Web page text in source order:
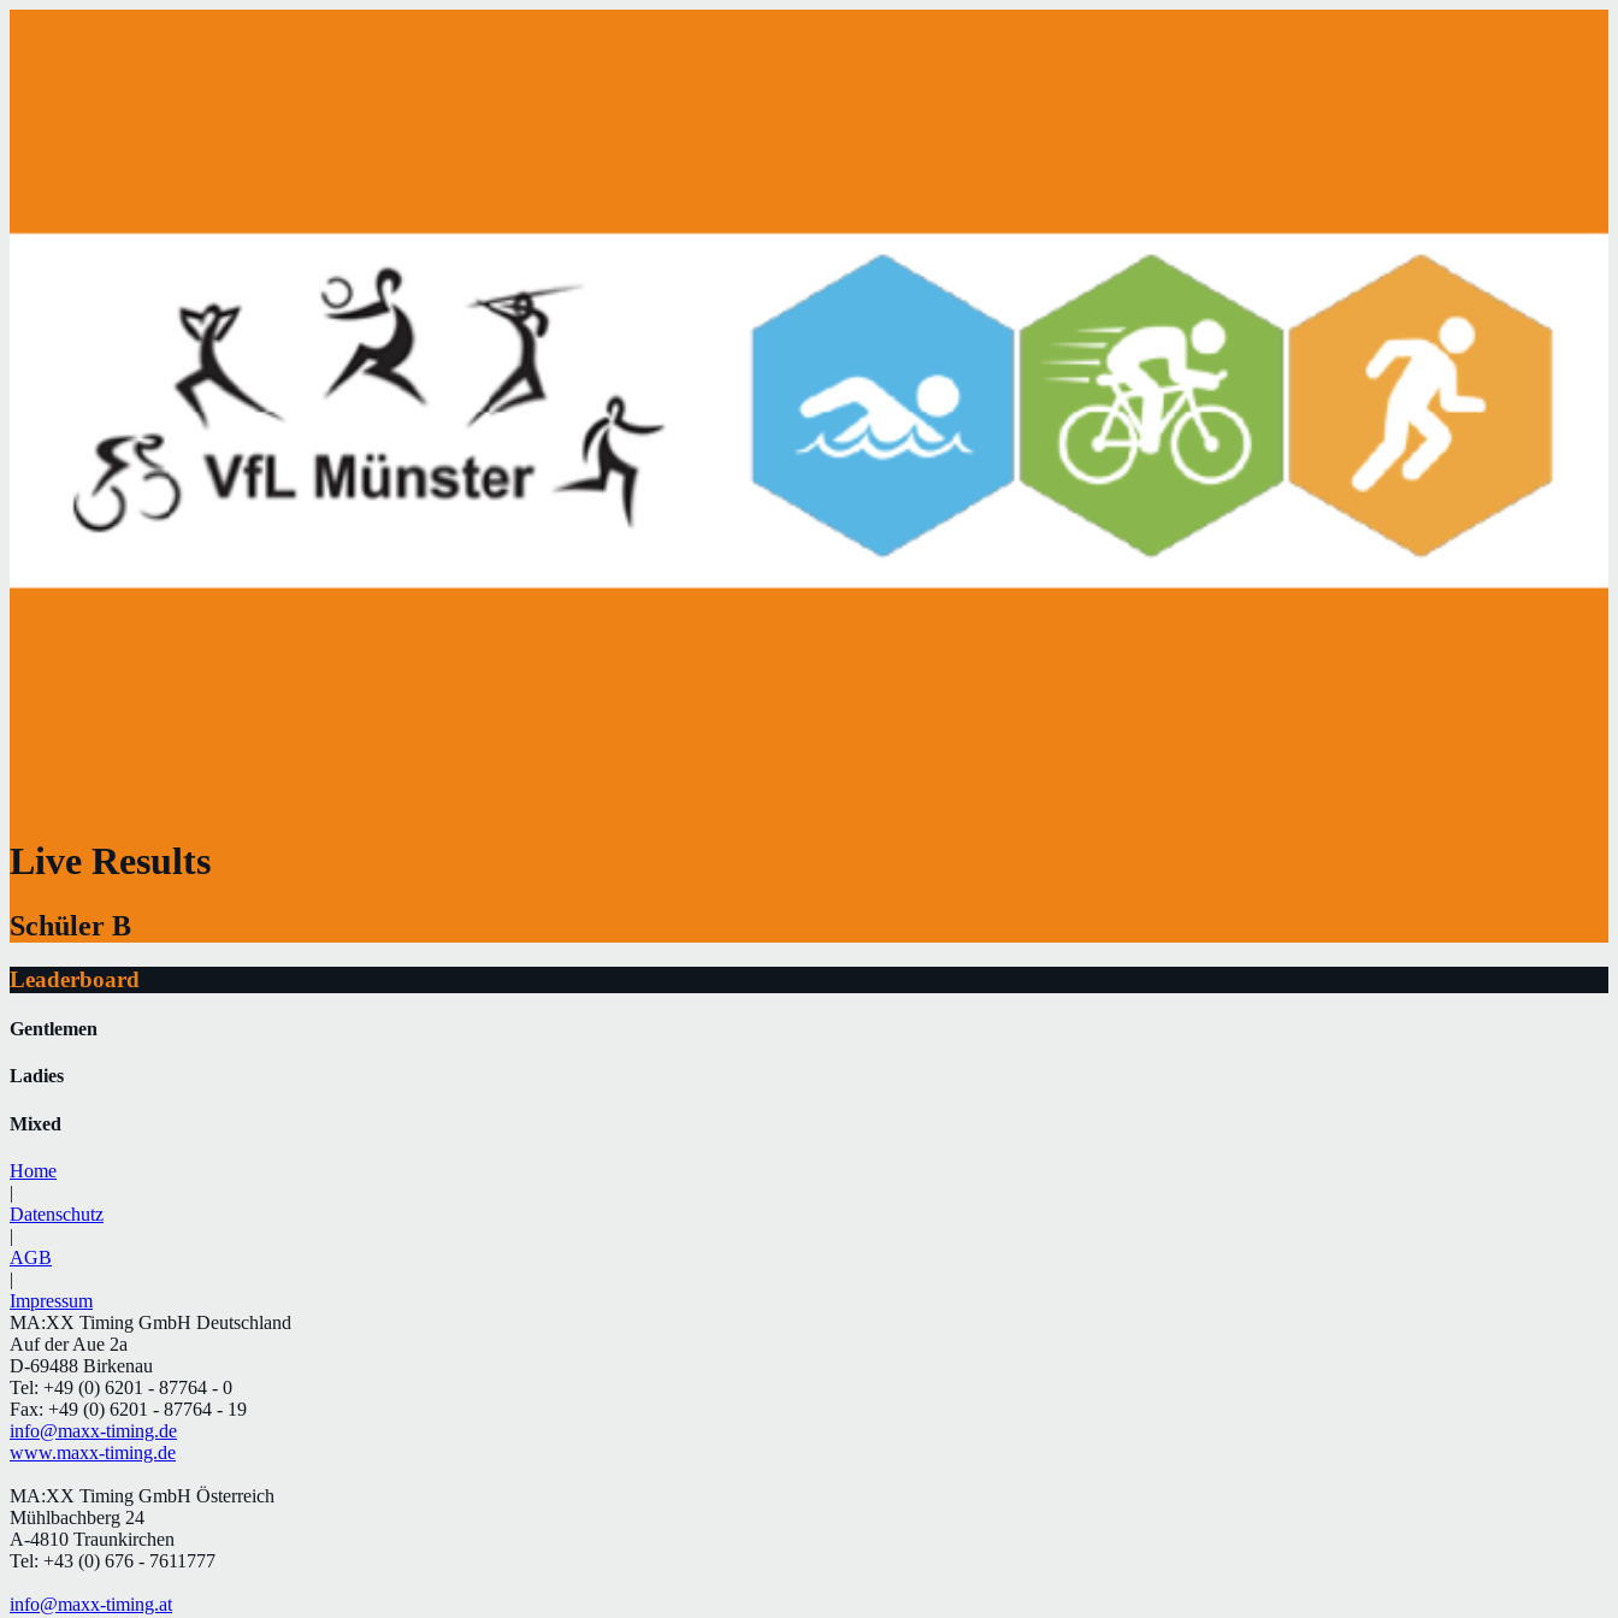
Live Results
Schüler B
Leaderboard
Gentlemen
Ladies
Mixed
Home
|
Datenschutz
|
AGB
|
Impressum
MA:XX Timing GmbH Deutschland
Auf der Aue 2a
D-69488 Birkenau
Tel: +49 (0) 6201 - 87764 - 0
Fax: +49 (0) 6201 - 87764 - 19
info@maxx-timing.de
www.maxx-timing.de
MA:XX Timing GmbH Österreich
Mühlbachberg 24
A-4810 Traunkirchen
Tel: +43 (0) 676 - 7611777
info@maxx-timing.at